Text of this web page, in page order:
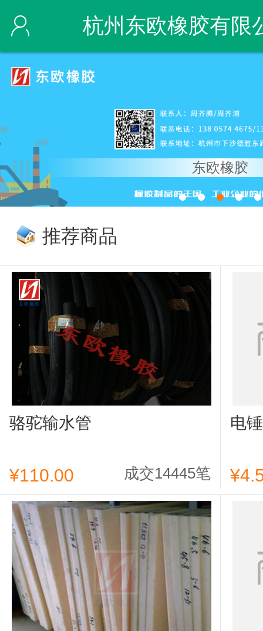
杭州东欧橡胶有限
东欧橡胶
推荐商品
骆驼输水管
¥110.00 成交14445笔
电